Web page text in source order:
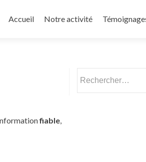
to
Accueil Notre activité
fiable